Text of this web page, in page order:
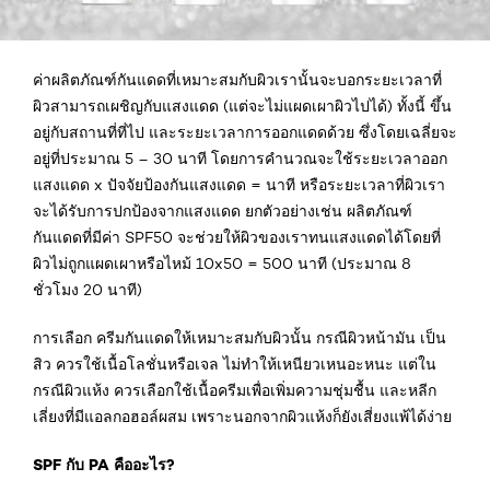
ค่าผลิตภัณฑ์กันแดดที่เหมาะสมกับผิวเรานั้นจะบอกระยะเวลาที่
ผิวสามารถเผชิญกับแสงแดด (แต่จะไม่แผดเผาผิวไปได้) ทั้งนี้ ขึ้น
อยู่กับสถานที่ที่ไป และระยะเวลาการออกแดดด้วย ซึ่งโดยเฉลี่ยจะ
อยู่ที่ประมาณ 5 – 30 นาที โดยการคำนวณจะใช้ระยะเวลาออก
แสงแดด x ปัจจัยป้องกันแสงแดด = นาที หรือระยะเวลาที่ผิวเรา
จะได้รับการปกป้องจากแสงแดด ยกตัวอย่างเช่น ผลิตภัณฑ์
กันแดดที่มีค่า SPF50 จะช่วยให้ผิวของเราทนแสงแดดได้โดยที่
ผิวไม่ถูกแผดเผาหรือไหม้ 10x50 = 500 นาที (ประมาณ 8
ชั่วโมง 20 นาที)
การเลือก ครีมกันแดดให้เหมาะสมกับผิวนั้น กรณีผิวหน้ามัน เป็น
สิว ควรใช้เนื้อโลชั่นหรือเจล ไม่ทำให้เหนียวเหนอะหนะ แต่ใน
กรณีผิวแห้ง ควรเลือกใช้เนื้อครีมเพื่อเพิ่มความชุ่มชื้น และหลีก
เลี่ยงที่มีแอลกอฮอล์ผสม เพราะนอกจากผิวแห้งก็ยังเสี่ยงแพ้ได้ง่าย
SPF กับ PA คืออะไร?